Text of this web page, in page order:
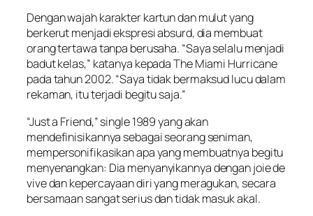
Dengan wajah karakter kartun dan mulut yang
berkerut menjadi ekspresi absurd, dia membuat
orang tertawa tanpa berusaha. “Saya selalu menjadi
badut kelas,” katanya kepada The Miami Hurricane
pada tahun 2002. “Saya tidak bermaksud lucu dalam
rekaman, itu terjadi begitu saja.”
“Just a Friend,” single 1989 yang akan
mendefinisikannya sebagai seorang seniman,
mempersonifikasikan apa yang membuatnya begitu
menyenangkan: Dia menyanyikannya dengan joie de
vive dan kepercayaan diri yang meragukan, secara
bersamaan sangat serius dan tidak masuk akal.